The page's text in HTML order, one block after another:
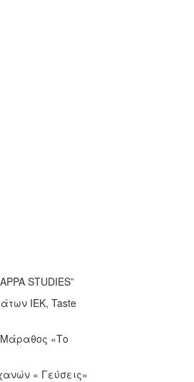
STUDIES”
ΙΕΚ, Taste
Μάραθος «Το
« Γεύσεις»